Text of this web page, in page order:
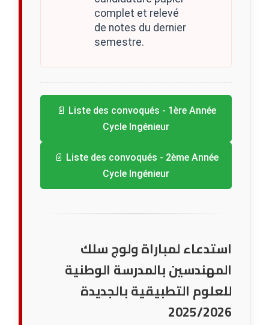
complet et relevé
de notes du dernier
semestre.
📄 Liste des convoqués - 1ère Année
Cycle Ingénieur
📄 Liste des convoqués - 2ème Année
Cycle Ingénieur
استدعاء لمباراة ولوج سلك
المهندسين بالمدرسة الوطنية
للعلوم التطبيقية بالجديدة
2025/2026